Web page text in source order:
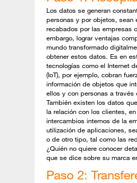
Los datos se generan
personas y por objetos, sean
recabados por las empresas
embargo, lograr ventajas
mundo transformado
obtener estos datos. Es en
tecnologías como el Internet
(IoT), por ejemplo, cobran
información de objetos que
ellos y con personas a través
También existen los datos
la relación con los clientes,
intercambios internos de la
utilización de aplicaciones,
o de otro tipo, tal como las
¿Quién no quiere conocer
que se dice sobre su marca
Paso 2: